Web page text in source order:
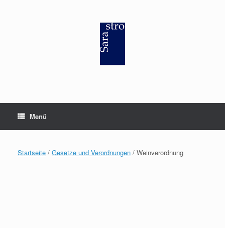
Menü
Startseite / Gesetze und Verordnungen / Weinverordnung